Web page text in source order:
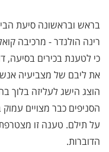
בראש ובראשונה סיעת
רינה הולנדר - מרכיבה
כי לטענת בכירים בסיעה,
הוצג הישג לעליזה בלוך
הסניפים כבר מצויים עמוק
על תילם. טענה זו
הדוברות.